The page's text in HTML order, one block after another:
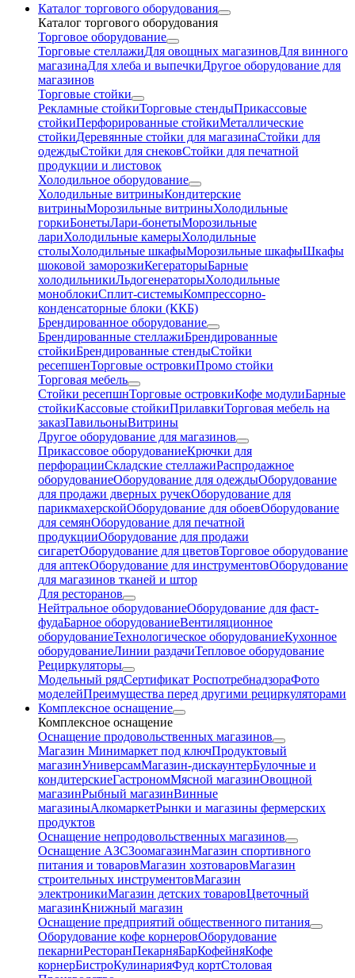
Каталог торгового оборудования
Каталог торгового оборудования
Торговое оборудование
Торговые стеллажиДля овощных магазиновДля винного
магазинаДля хлеба и выпечкиДругое оборудование для
магазинов
Торговые стойки
Рекламные стойкиТорговые стендыПрикассовые
стойкиПерфорированные стойкиМеталлические
стойкиДеревянные стойки для магазинаСтойки для
одеждыСтойки для снековСтойки для печатной
продукции и листовок
Холодильное оборудование
Холодильные витриныКондитерские
витриныМорозильные витриныХолодильные
горкиБонетыЛари-бонетыМорозильные
лариХолодильные камерыХолодильные
столыХолодильные шкафыМорозильные шкафыШкафы
шоковой заморозкиКегераторыБарные
холодильникиЛьдогенераторыХолодильные
моноблокиСплит-системыКомпрессорно-
конденсаторные блоки (ККБ)
Брендированное оборудование
Брендированные стеллажиБрендированные
стойкиБрендированные стендыСтойки
ресепшенТорговые островкиПромо стойки
Торговая мебель
Стойки ресепшнТорговые островкиКофе модулиБарные
стойкиКассовые стойкиПрилавкиТорговая мебель на
заказПавильоныВитрины
Другое оборудование для магазинов
Прикассовое оборудованиеКрючки для
перфорацииСкладские стеллажиРаспродажное
оборудованиеОборудование для одеждыОборудование
для продажи дверных ручекОборудование для
парикмахерскойОборудование для обоевОборудование
для семянОборудование для печатной
продукцииОборудование для продажи
сигаретОборудование для цветовТорговое оборудование
для аптекОборудование для инструментовОборудование
для магазинов тканей и штор
Для ресторанов
Нейтральное оборудованиеОборудование для фаст-
фудаБарное оборудованиеВентиляционное
оборудованиеТехнологическое оборудованиеКухонное
оборудованиеЛинии раздачиТепловое оборудование
Рециркуляторы
Модельный рядСертификат РоспотребнадзораФото
моделейПреимущества перед другими рециркуляторами
Комплексное оснащение
Комплексное оснащение
Оснащение продовольственных магазинов
Магазин Минимаркет под ключПродуктовый
магазинУниверсамМагазин-дискаунтерБулочные и
кондитерскиеГастрономМясной магазинОвощной
магазинРыбный магазинВинные
магазиныАлкомаркетРынки и магазины фермерских
продуктов
Оснащение непродовольственных магазинов
Оснащение АЗСЗоомагазинМагазин спортивного
питания и товаровМагазин хозтоваровМагазин
строительных инструментовМагазин
электроникиМагазин детских товаровЦветочный
магазинКнижный магазин
Оснащение предприятий общественного питания
Оборудование кофе корнеровОборудование
пекарниРесторанПекарняБарКофейняКофе
корнерБистроКулинарияФуд кортСтоловая